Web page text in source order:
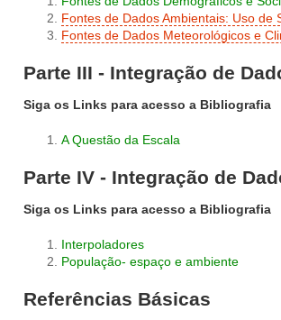
Fontes de Dados Ambientais: Uso de
Fontes de Dados Meteorológicos e
Parte III - Integração de
Siga os Links para acesso a Bibliografia
A Questão da Escala
Parte IV - Integração de
Siga os Links para acesso a Bibliografia
Interpoladores
População- espaço e ambiente
Referências Básicas